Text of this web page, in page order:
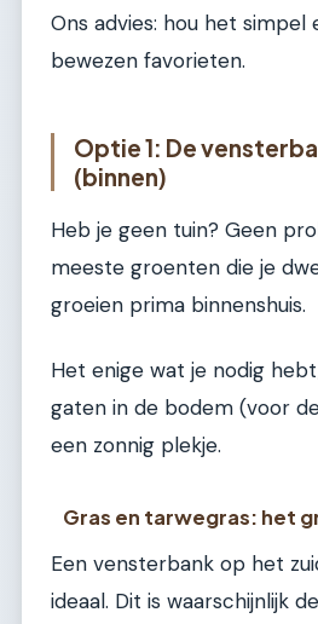
Ons advies: hou het simpel
bewezen favorieten.
Optie 1: De
(binnen)
Heb je geen tuin? Geen
meeste groenten die je
groeien prima binnenshuis.
Het enige wat je nodig
gaten in de bodem (voor
een zonnig plekje.
Gras en tarwegras: het
Een vensterbank op het
ideaal. Dit is waarschijnlijk